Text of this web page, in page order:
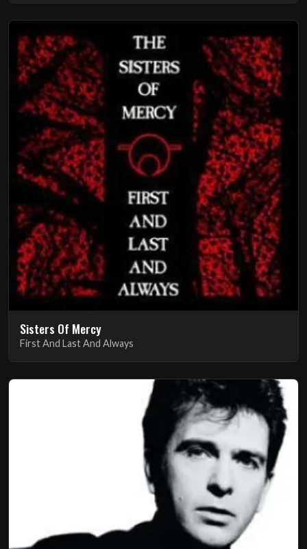
Sisters Of Mercy
First And Last And Always